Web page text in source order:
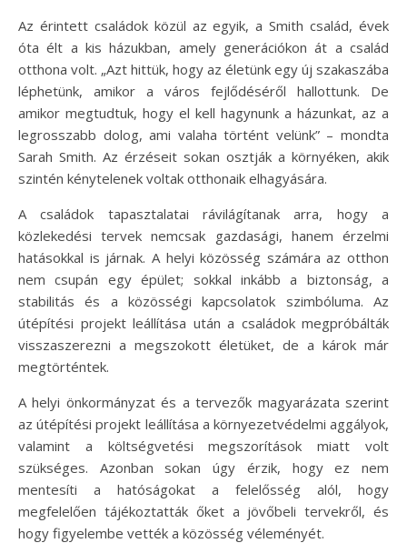
Az érintett családok közül az egyik, a Smith család, évek
óta élt a kis házukban, amely generációkon át a család
otthona volt. „Azt hittük, hogy az életünk egy új szakaszába
léphetünk, amikor a város fejlődéséről hallottunk. De
amikor megtudtuk, hogy el kell hagynunk a házunkat, az a
legrosszabb dolog, ami valaha történt velünk” – mondta
Sarah Smith. Az érzéseit sokan osztják a környéken, akik
szintén kénytelenek voltak otthonaik elhagyására.
A családok tapasztalatai rávilágítanak arra, hogy a
közlekedési tervek nemcsak gazdasági, hanem érzelmi
hatásokkal is járnak. A helyi közösség számára az otthon
nem csupán egy épület; sokkal inkább a biztonság, a
stabilitás és a közösségi kapcsolatok szimbóluma. Az
útépítési projekt leállítása után a családok megpróbálták
visszaszerezni a megszokott életüket, de a károk már
megtörténtek.
A helyi önkormányzat és a tervezők magyarázata szerint
az útépítési projekt leállítása a környezetvédelmi aggályok,
valamint a költségvetési megszorítások miatt volt
szükséges. Azonban sokan úgy érzik, hogy ez nem
mentesíti a hatóságokat a felelősség alól, hogy
megfelelően tájékoztatták őket a jövőbeli tervekről, és
hogy figyelembe vették a közösség véleményét.